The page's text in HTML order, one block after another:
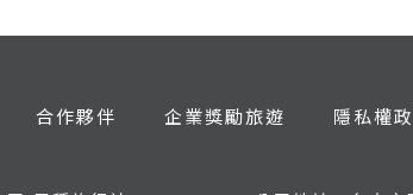
合作夥伴 企業獎勵旅遊 隱私權